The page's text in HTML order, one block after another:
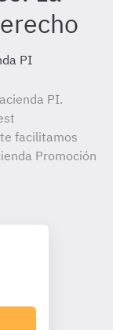
PI
PI.
facilitamos
Promoción